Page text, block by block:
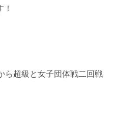
ら超級と女子団体戦二回戦